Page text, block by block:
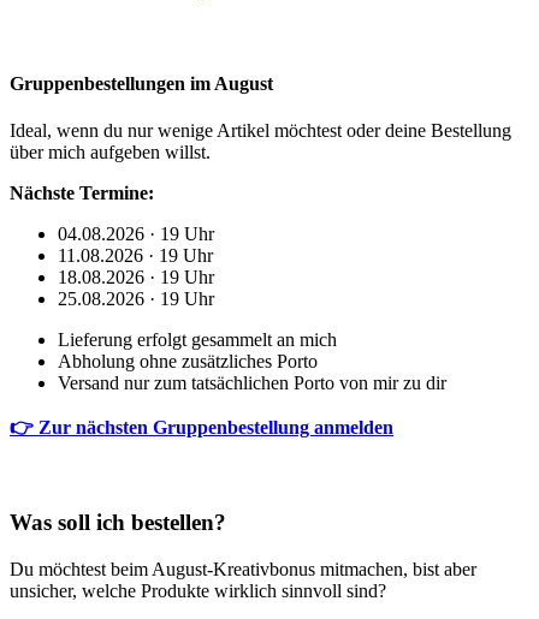
Gruppenbestellungen im August
Ideal, wenn du nur wenige Artikel möchtest oder deine Bestellung
über mich aufgeben willst.
Nächste Termine:
04.08.2026 · 19 Uhr
11.08.2026 · 19 Uhr
18.08.2026 · 19 Uhr
25.08.2026 · 19 Uhr
Lieferung erfolgt gesammelt an mich
Abholung ohne zusätzliches Porto
Versand nur zum tatsächlichen Porto von mir zu dir
👉 Zur nächsten Gruppenbestellung anmelden
Was soll ich bestellen?
Du möchtest beim August-Kreativbonus mitmachen, bist aber
unsicher, welche Produkte wirklich sinnvoll sind?